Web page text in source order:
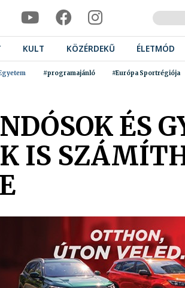
KULT KÖZÉRDEKŰ ÉLETMÓD
#programajánló #Európa Sportrégiója
ÉS
IS